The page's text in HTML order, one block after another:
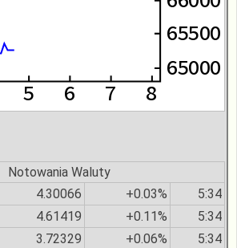
Notowania Waluty
4.30066 +0.03% 5:34
4.61419 +0.11% 5:34
3.72329 +0.06% 5:34